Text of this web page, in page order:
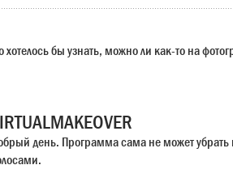
бы узнать, можно ли как-то на
день. Программа сама не может